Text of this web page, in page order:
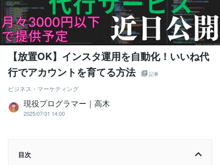
【放置OK】インスタ運用を自動化！いいね代
行でアカウントを育てる方法
記事
ビジネス・マーケティング
現役プログラマー｜高木
2025/07/31 14:00
目次